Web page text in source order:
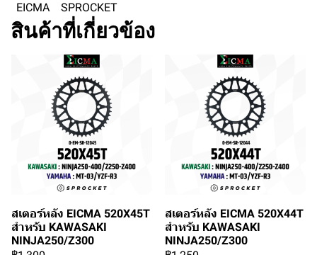
EICMA SPROCKET
สินค้าที่เกี่ยวข้อง
สเตอร์หลัง EICMA 520X45T
สำหรับ KAWASAKI
NINJA250/Z300
สเตอร์หลัง EICMA 520X44T
สำหรับ KAWASAKI
NINJA250/Z300